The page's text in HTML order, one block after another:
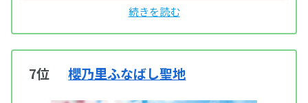
7位 櫻乃里ふなばし聖地